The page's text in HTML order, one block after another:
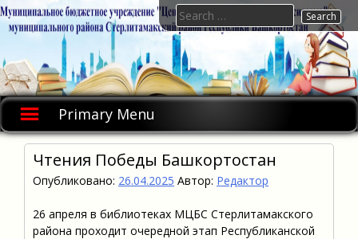
Skip
to
Primary Menu
Search
for:
Чтения Победы Башкортостан
Опубликовано: 26.04.2025 Автор: Редактор
26 апреля в библиотеках МЦБС Стерлитамакского
района проходит очередной этап Республиканской